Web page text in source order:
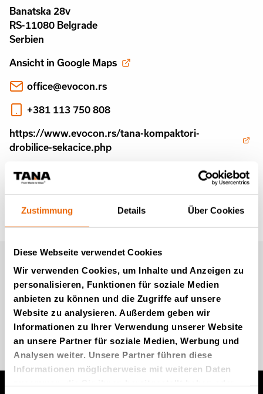
Zustimmung Details Über Cookies
Diese Webseite verwendet Cookies
Wir verwenden Cookies, um Inhalte und Anzeigen zu
personalisieren, Funktionen für soziale Medien
anbieten zu können und die Zugriffe auf unsere
Website zu analysieren. Außerdem geben wir
Informationen zu Ihrer Verwendung unserer Website
an unsere Partner für soziale Medien, Werbung und
Analysen weiter. Unsere Partner führen diese
Informationen möglicherweise mit weiteren Daten
Banatska 28v
RS-11080 Belgrade
Serbien
Ansicht in Google Maps
office@evocon.rs
+381 113 750 808
https://www.evocon.rs/tana-kompaktori-
drobilice-sekacice.php
Newsletter von Tana (auf
Englisch)
Kommen Sie zu uns